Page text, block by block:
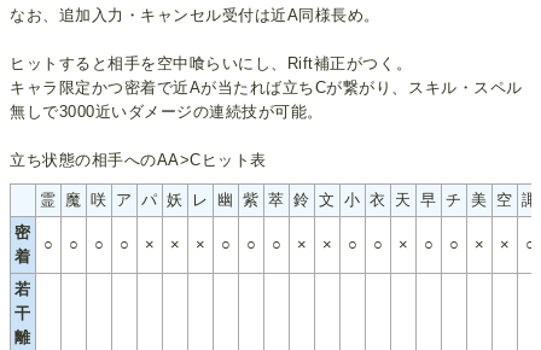
なお、追加入力・キャンセル受付は近A同様長め。
ヒットすると相手を空中喰らいにし、Rift補正がつく。
キャラ限定かつ密着で近Aが当たれば立ちCが繋がり、スキル・スペル
無しで3000近いダメージの連続技が可能。
立ち状態の相手へのAA>Cヒット表
霊 魔 咲 ア パ 妖 レ 幽 紫 萃 鈴 文 小 衣 天 早 チ 美 空 諏
密
着
○ ○ ○ ○ × × × ○ ○ ○ × × ○ ○ × ○ ○ × × ○
若
干
離